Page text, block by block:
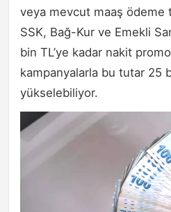
veya mevcut maaş ödeme
SSK, Bağ-Kur ve Emekli
bin TL’ye kadar nakit
kampanyalarla bu tutar 25
yükselebiliyor.